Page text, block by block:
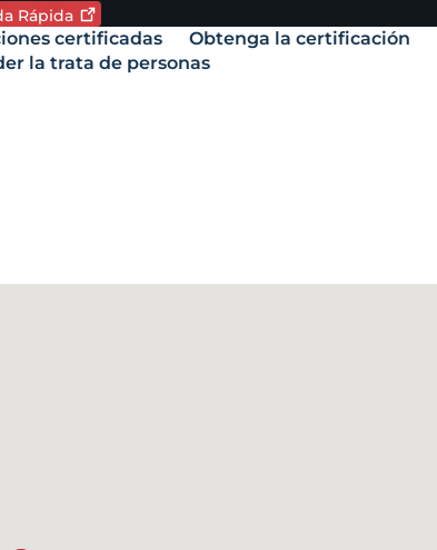
Idioma actual:
Rápida
certificadas Obtenga la certificación
la trata de personas